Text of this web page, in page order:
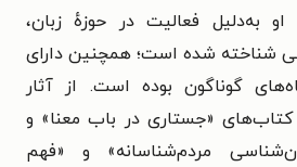
به‌دلیل فعالیت در حوزهٔ زبان،
شناخته شده است؛ همچنین دارای
گوناگون بوده است. از آثار
«جستاری در باب معنا» و
مردم‌شناسانه» و «فهم